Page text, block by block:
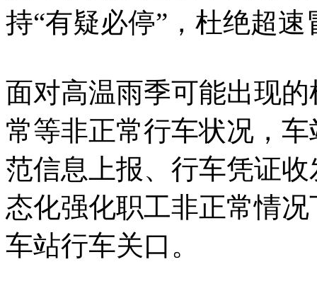
持“有疑必停”，杜绝超速
面对高温雨季可能出现
常等非正常行车状况，
范信息上报、行车凭证
态化强化职工非正常情
车站行车关口。